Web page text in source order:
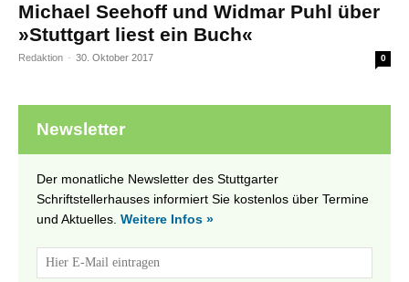
Michael Seehoff und Widmar Puhl über
»Stuttgart liest ein Buch«
Redaktion - 30. Oktober 2017 0
Newsletter
Der monatliche Newsletter des Stuttgarter
Schriftstellerhauses informiert Sie kostenlos über Termine
und Aktuelles. Weitere Infos »